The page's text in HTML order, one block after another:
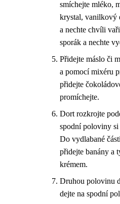
smíchejte mléko,
krystal, vanilkový
a nechte chvíli
sporák a nechte
Přidejte máslo či
a pomocí mixéru
přidejte
promíchejte.
Dort rozkrojte
spodní poloviny
Do vydlabané
přidejte banány a
krémem.
Druhou polovinu
dejte na spodní